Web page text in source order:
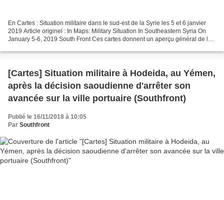
En Cartes : Situation militaire dans le sud-est de la Syrie les 5 et 6 janvier
2019 Article originel : In Maps: Military Situation In Southeastern Syria On
January 5-6, 2019 South Front Ces cartes donnent un aperçu général de la
[Cartes] Situation militaire à Hodeida, au Yémen,
après la décision saoudienne d'arrêter son
avancée sur la ville portuaire (Southfront)
Publié le 16/11/2018 à 10:05
Par Southfront